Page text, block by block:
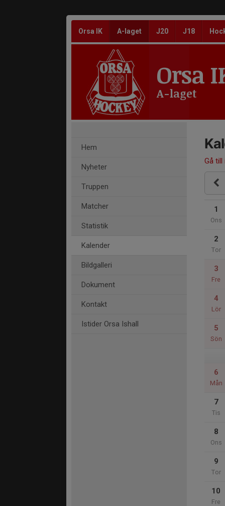
Orsa IK A-laget J20 J18
Orsa
A-laget
Hem
Nyheter
Truppen
Matcher
Statistik
Kalender
Bildgalleri
Dokument
Kontakt
Istider Orsa Ishall
Gå till
1
Ons
2
Tor
3
Fre
4
Lör
5
Sön
6
Mån
7
Tis
8
Ons
9
Tor
10
Fre